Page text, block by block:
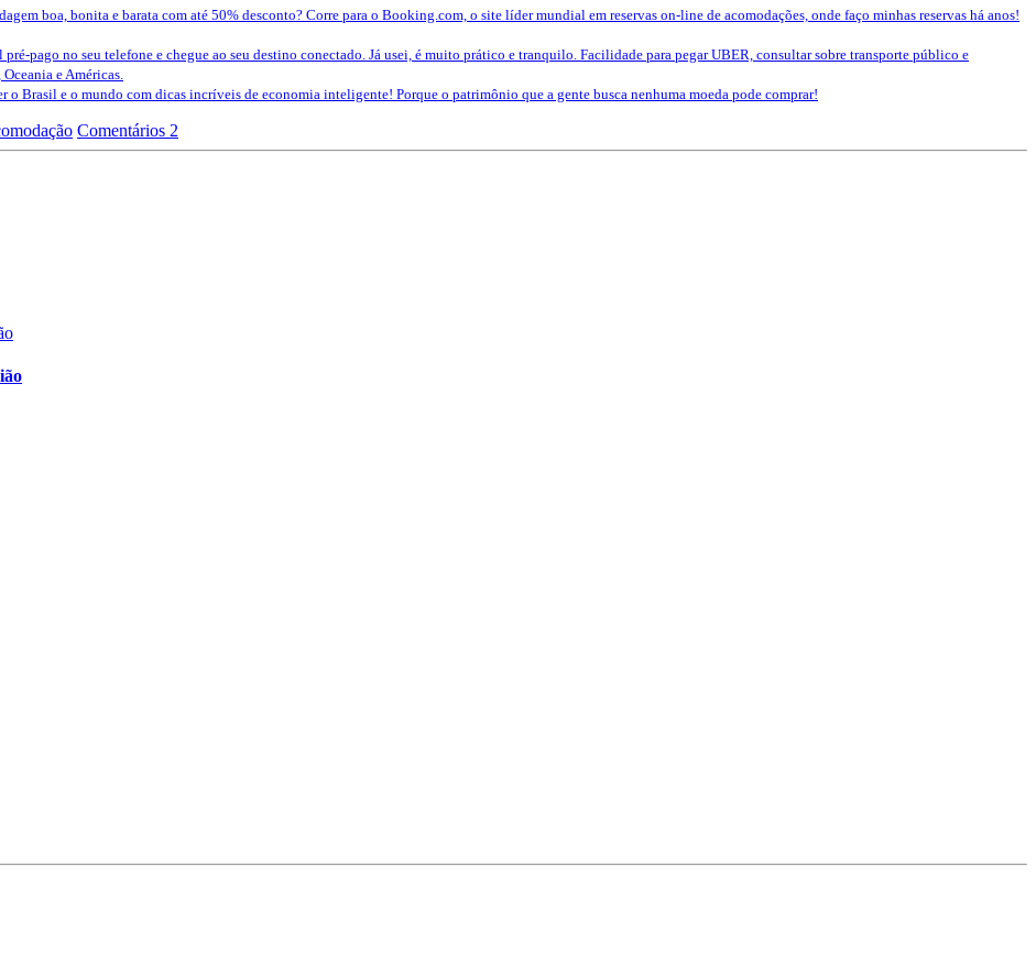
boa, bonita e barata com até 50% desconto? Corre para o Booking.com, o site líder mundial em reservas on-line de acomodações, onde faço minhas reservas há anos!
pago no seu telefone e chegue ao seu destino conectado. Já usei, é muito prático e tranquilo. Facilidade para pegar UBER, consultar sobre transporte público e
e Américas.
o Brasil e o mundo com dicas incríveis de economia inteligente! Porque o patrimônio que a gente busca nenhuma moeda pode comprar!
Comentários 2